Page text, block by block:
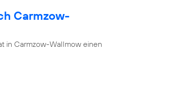
Carmzow-
in Carmzow-Wallmow einen